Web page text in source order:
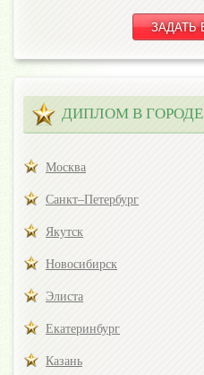
ДИПЛОМ В ГОРОДЕ
Москва
Санкт–Петербург
Якутск
Новосибирск
Элиста
Екатеринбург
Казань